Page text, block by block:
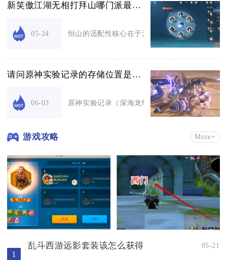
新笑傲江湖无相打拜山哪门派最适合
05-24 恒山的适配性核心在于治疗与净化能力完美契合
请问原神实验记录的存储位置是什么
06-03 原神实验记录（深海龙蜥实验记录）存储于渊下
游戏攻略 More+
1
乱斗西游远影套装该怎么获得 05-21